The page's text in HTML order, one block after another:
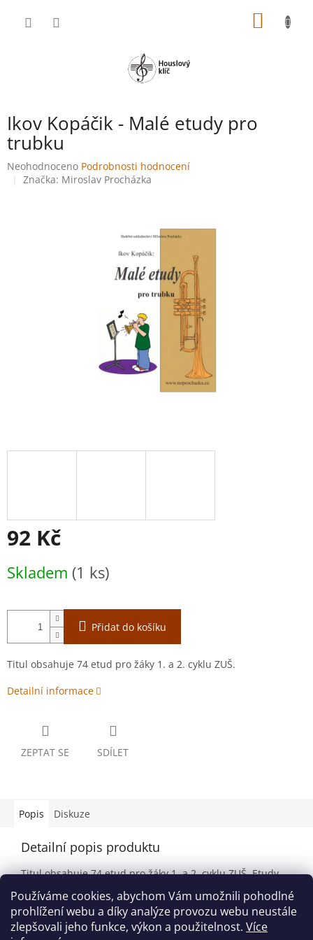
Používáme cookies, abychom Vám umožnili pohodlné
prohlížení webu a díky analýze provozu webu neustále
zlepšovali jeho funkce, výkon a použitelnost. Více
Ikov Kopáčik - Malé etudy pro
trubku
Průměrné
hodnocení
Neohodnoceno Podrobnosti hodnocení
Značka: Miroslav Procházka
92 Kč
cena:
Skladem (1 ks)
Přidat do košíku
Titul obsahuje 74 etud pro žáky 1. a 2. cyklu ZUŠ.
Detailní informace
ZEPTAT SE SDÍLET
Popis Diskuze
Detailní popis produktu
Titul obsahuje 74 etud pro žáky 1. a 2. cyklu ZUŠ. Etudy
náročnější.